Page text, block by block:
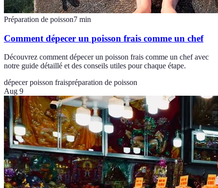
Préparation de poisson7 min
Comment dépecer un poisson frais comme un chef
Découvrez comment dépecer un poisson frais comme un chef avec
notre guide détaillé et des conseils utiles pour chaque étape.
dépecer poisson fraispréparation de poisson
Aug 9